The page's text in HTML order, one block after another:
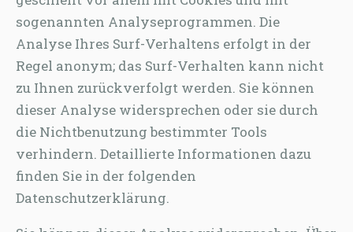
sogenannten Analyseprogrammen. Die
Analyse Ihres Surf-Verhaltens erfolgt in der
Regel anonym; das Surf-Verhalten kann nicht
zu Ihnen zurückverfolgt werden. Sie können
dieser Analyse widersprechen oder sie durch
die Nichtbenutzung bestimmter Tools
verhindern. Detaillierte Informationen dazu
finden Sie in der folgenden
Datenschutzerklärung.